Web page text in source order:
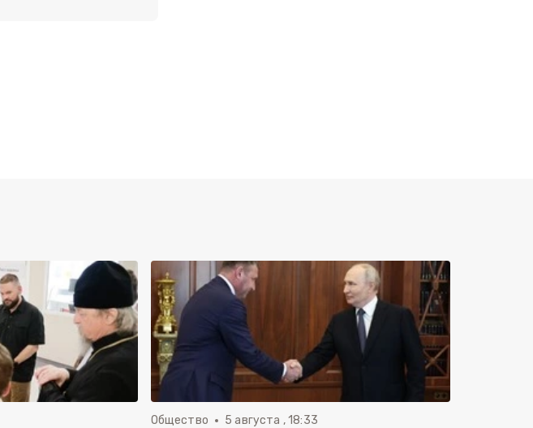
Общество 5 августа , 18:33